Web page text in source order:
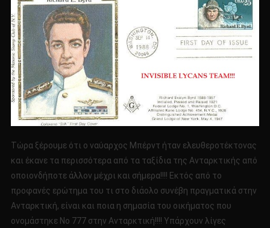
Τώρα ξέρουμε ότι ο ναύαρχος Μπέρντ ήταν ελευθεροτέκτονας
και έκανε τα περισσότερα από τα ταξίδια της Ανταρκτικής από
οποιονδήποτε άλλον μέχρι και σήμερα!!!! Εκτός από το
προφανές ερώτημα του τι στο διάολο συνέβη πραγματικά στην
Ανταρκτική, είναι και ποια η σημασία του οικήματος που
ονομάστηκε Νο 777 στην Ανταρκτική!!!! Υπάρχουν λίγες